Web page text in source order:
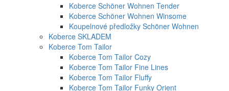
Koberce Schöner Wohnen Tender
Koberce Schöner Wohnen Winsome
Koupelnové předložky Schöner Wohnen
Koberce SKLADEM
Koberce Tom Tailor
Koberce Tom Tailor Cozy
Koberce Tom Tailor Fine Lines
Koberce Tom Tailor Fluffy
Koberce Tom Tailor Funky Orient